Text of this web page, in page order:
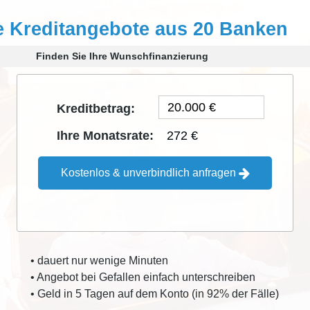
Kreditangebote aus 20 Banken
Finden Sie Ihre Wunschfinanzierung
Kreditbetrag:
Ihre Monatsrate:
272 €
Kostenlos & unverbindlich anfragen
• dauert nur wenige Minuten
• Angebot bei Gefallen einfach unterschreiben
• Geld in 5 Tagen auf dem Konto (in 92% der Fälle)